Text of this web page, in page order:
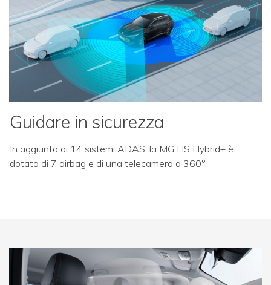
Guidare in sicurezza
In aggiunta ai 14 sistemi ADAS, la MG HS Hybrid+ è
dotata di 7 airbag e di una telecamera a 360°.